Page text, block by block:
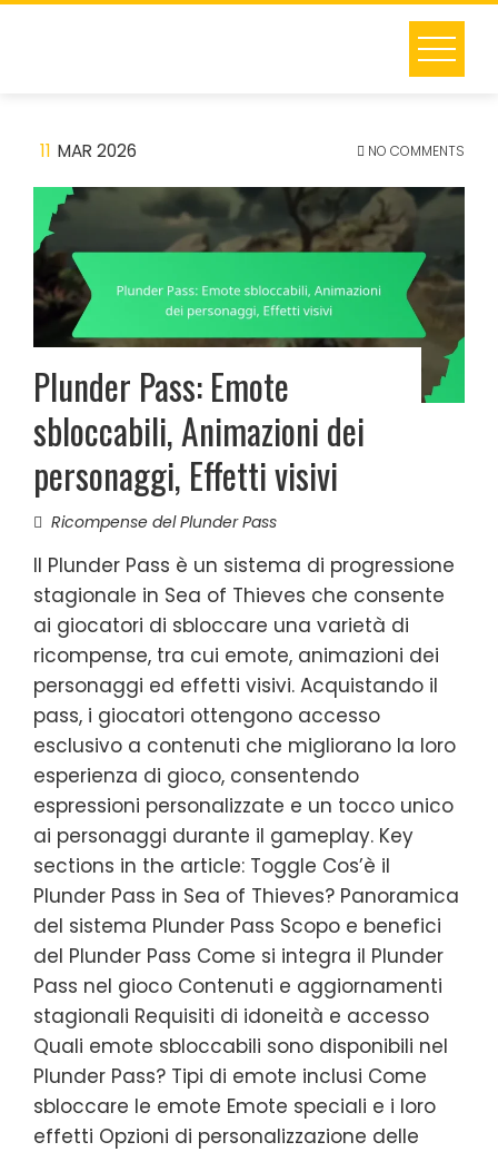
Skip
11 MAR 2026 NO COMMENTS
Plunder Pass: Emote
sbloccabili, Animazioni dei
personaggi, Effetti visivi
Ricompense del Plunder Pass
Il Plunder Pass è un sistema di progressione
stagionale in Sea of Thieves che consente
ai giocatori di sbloccare una varietà di
ricompense, tra cui emote, animazioni dei
personaggi ed effetti visivi. Acquistando il
pass, i giocatori ottengono accesso
esclusivo a contenuti che migliorano la loro
esperienza di gioco, consentendo
espressioni personalizzate e un tocco unico
ai personaggi durante il gameplay. Key
sections in the article: Toggle Cos’è il
Plunder Pass in Sea of Thieves? Panoramica
del sistema Plunder Pass Scopo e benefici
del Plunder Pass Come si integra il Plunder
Pass nel gioco Contenuti e aggiornamenti
stagionali Requisiti di idoneità e accesso
Quali emote sbloccabili sono disponibili nel
Plunder Pass? Tipi di emote inclusi Come
sbloccare le emote Emote speciali e i loro
effetti Opzioni di personalizzazione delle